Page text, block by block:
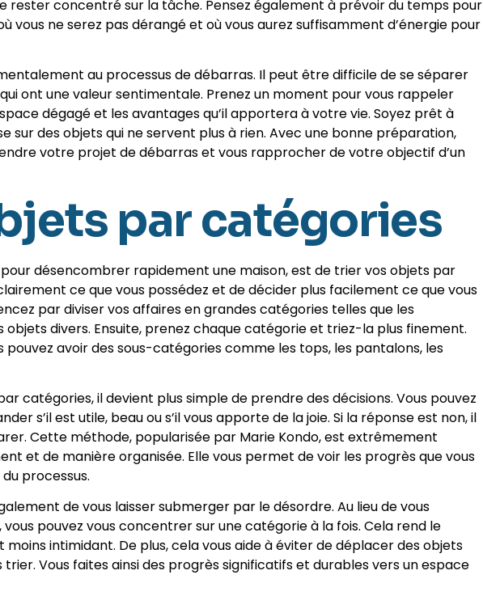
concentré sur la tâche. Pensez également à prévoir du temps pour
vous ne serez pas dérangé et où vous aurez suffisamment d’énergie pour
au processus de débarras. Il peut être difficile de se séparer
ont une valeur sentimentale. Prenez un moment pour vous rappeler
dégagé et les avantages qu’il apportera à votre vie. Soyez prêt à
sur des objets qui ne servent plus à rien. Avec une bonne préparation,
votre projet de débarras et vous rapprocher de votre objectif d’un
par catégories
pour désencombrer rapidement une maison, est de trier vos objets par
ce que vous possédez et de décider plus facilement ce que vous
par diviser vos affaires en grandes catégories telles que les
objets divers. Ensuite, prenez chaque catégorie et triez-la plus finement.
pouvez avoir des sous-catégories comme les tops, les pantalons, les
catégories, il devient plus simple de prendre des décisions. Vous pouvez
s’il est utile, beau ou s’il vous apporte de la joie. Si la réponse est non, il
Cette méthode, popularisée par Marie Kondo, est extrêmement
et de manière organisée. Elle vous permet de voir les progrès que vous
processus.
de vous laisser submerger par le désordre. Au lieu de vous
pouvez vous concentrer sur une catégorie à la fois. Cela rend le
intimidant. De plus, cela vous aide à éviter de déplacer des objets
trier. Vous faites ainsi des progrès significatifs et durables vers un espace